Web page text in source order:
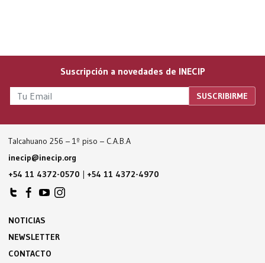
Suscripción a novedades de INECIP
Talcahuano 256 – 1º piso – C.A.B.A
inecip@inecip.org
+54 11 4372-0570 | +54 11 4372-4970
NOTICIAS
NEWSLETTER
CONTACTO